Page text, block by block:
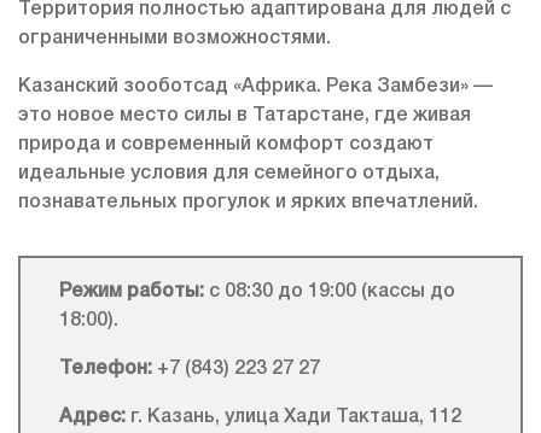
Территория полностью адаптирована для людей с
ограниченными возможностями.
Казанский зооботсад «Африка. Река Замбези» —
это новое место силы в Татарстане, где живая
природа и современный комфорт создают
идеальные условия для семейного отдыха,
познавательных прогулок и ярких впечатлений.
Режим работы: с 08:30 до 19:00 (кассы до
18:00).
Телефон: +7 (843) 223 27 27
Адрес: г. Казань, улица Хади Такташа, 112